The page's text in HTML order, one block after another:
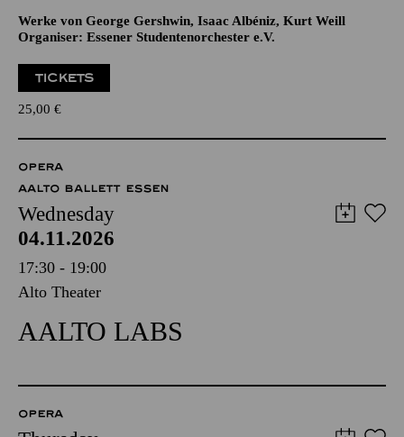
Werke von George Gershwin, Isaac Albéniz, Kurt Weill
Organiser: Essener Studentenorchester e.V.
TICKETS
25,00 €
OPERA
AALTO BALLETT ESSEN
Wednesday
04.11.2026
17:30 - 19:00
Alto Theater
AALTO LABS
OPERA